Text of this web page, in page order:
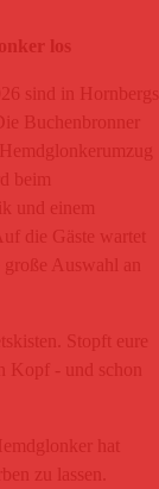
los
sind in Hornbergs
Buchenbronner
beim
und einem
die Gäste wartet
Auswahl an
Stopft eure
Kopf - und schon
hat
zu lassen.